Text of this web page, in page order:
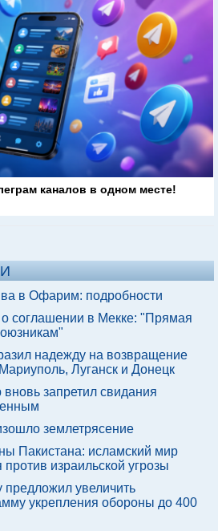
каналов в одном месте!
в Офарим: подробности
соглашении в Мекке: "Прямая
надежду на возвращение
Луганск и Донецк
запретил свидания
землетрясение
Пакистана: исламский мир
израильской угрозы
предложил увеличить
укрепления обороны до 400